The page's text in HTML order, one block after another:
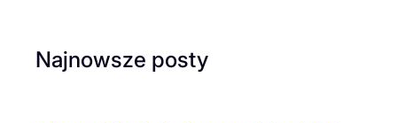
Najnowsze posty